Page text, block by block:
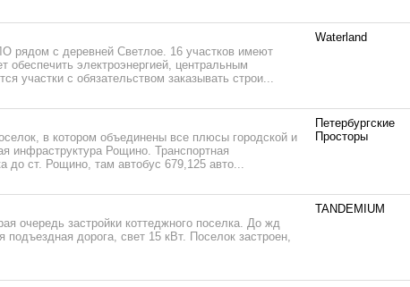
рядом с деревней Светлое. 16 участков имеют
электроэнергией, центральным
участки с обязательством заказывать строи...
Waterland
в котором объединены все плюсы городской и
инфраструктура Рощино. Транспортная
до ст. Рощино, там автобус 679,125 авто...
Петербургские
Просторы
очередь застройки коттеджного поселка. До жд
дорога, свет 15 кВт. Поселок застроен,
TANDEMIUM